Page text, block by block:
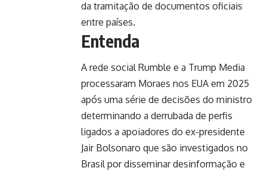
da tramitação de documentos oficiais
entre países.
Entenda
A rede social Rumble e a Trump Media
processaram Moraes nos EUA em 2025
após uma série de decisões do ministro
determinando a derrubada de perfis
ligados a apoiadores do ex-presidente
Jair Bolsonaro que são investigados no
Brasil por disseminar desinformação e